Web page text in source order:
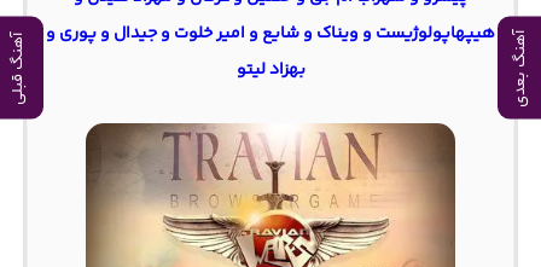
آهنگ بعدی آهنگ قبلی
هیپهاپولوژیست و ویناک و شایع و امیر خلوت و جیدال و پوری و
بهزاد لیتو